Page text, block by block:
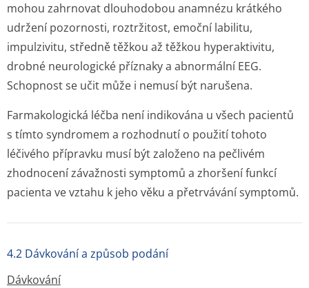
mohou zahrnovat dlouhodobou anamnézu krátkého
udržení pozornosti, roztržitost, emoční labilitu,
impulzivitu, středně těžkou až těžkou hyperaktivitu,
drobné neurologické příznaky a abnormální EEG.
Schopnost se učit může i nemusí být narušena.
Farmakologická léčba není indikována u všech pacientů
s tímto syndromem a rozhodnutí o použití tohoto
léčivého přípravku musí být založeno na pečlivém
zhodnocení závažnosti symptomů a zhoršení funkcí
pacienta ve vztahu k jeho věku a přetrvávání symptomů.
4.2 Dávkování a způsob podání
Dávkování